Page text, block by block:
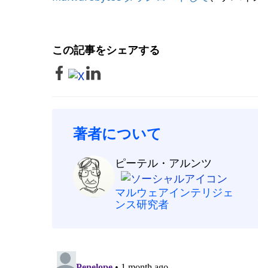
この記事をシェアする
著者について
ピーテル・アルンツ
マルウェアインテリジェ
ンス研究者